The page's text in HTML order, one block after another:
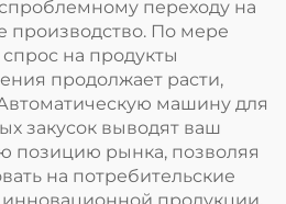
переходу на
производство. По мере
на продукты
продолжает расти,
машину для
закусок выводят ваш
позицию рынка, позволяя
на потребительские
продукции.